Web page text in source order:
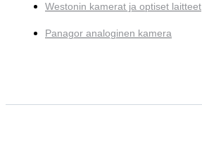
Westonin kamerat ja optiset laitteet
Panagor analoginen kamera